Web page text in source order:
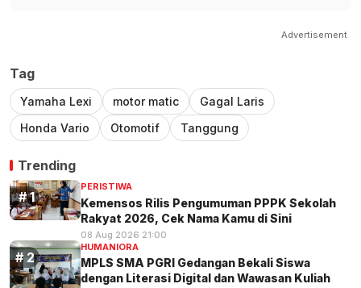
Advertisement
Tag
Yamaha Lexi motor matic
Gagal Laris
Honda Vario
Otomotif Tanggung
Trending
PERISTIWA
Kemensos Rilis Pengumuman PPPK Sekolah
Rakyat 2026, Cek Nama Kamu di Sini
08 Aug 2026 21:00
HUMANIORA
MPLS SMA PGRI Gedangan Bekali Siswa
dengan Literasi Digital dan Wawasan Kuliah